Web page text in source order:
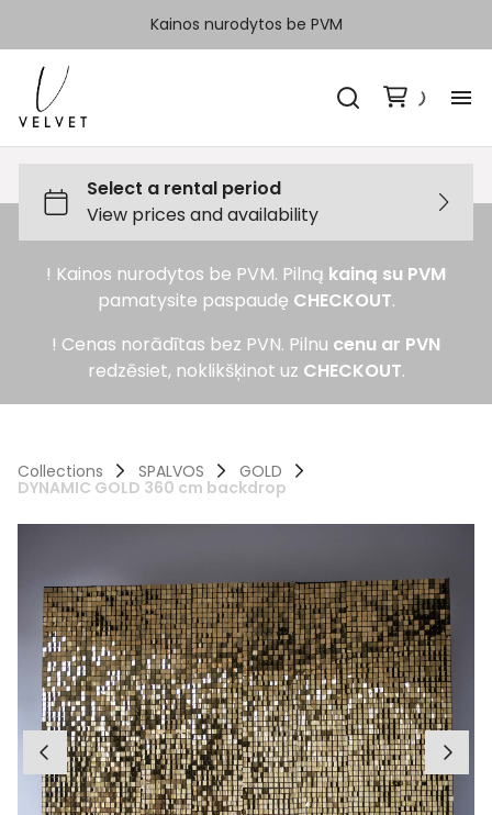
Kainos nurodytos be PVM
! Kainos nurodytos be PVM. Pilną kainą su PVM
pamatysite paspaudę CHECKOUT.
! Cenas norādītas bez PVN. Pilnu cenu ar PVN
redzēsiet, noklikšķinot uz CHECKOUT.
Collections SPALVOS GOLD
DYNAMIC GOLD 360 cm backdrop